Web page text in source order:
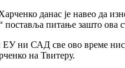
данас је навео да
питање зашто ова
ЕУ ни САД све ово време
на Твитеру.